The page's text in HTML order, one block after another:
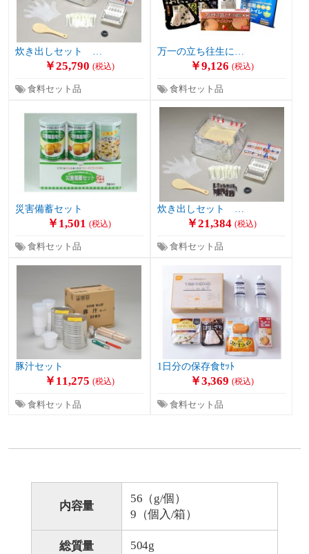
炊き出しセット …
￥25,790 (税込)
食料セット品
万一の立ち往生に…
￥9,126 (税込)
食料セット品
災害備蓄セット
￥1,501(税込)
食料セット品
炊き出しセット …
￥21,384(税込)
食料セット品
豚汁セット
￥11,275 (税込)
食料セット品
1日分の保存食ｾｯﾄ
￥3,369 (税込)
食料セット品
内容量
56（g/個）
9（個入/箱）
総質量 504g